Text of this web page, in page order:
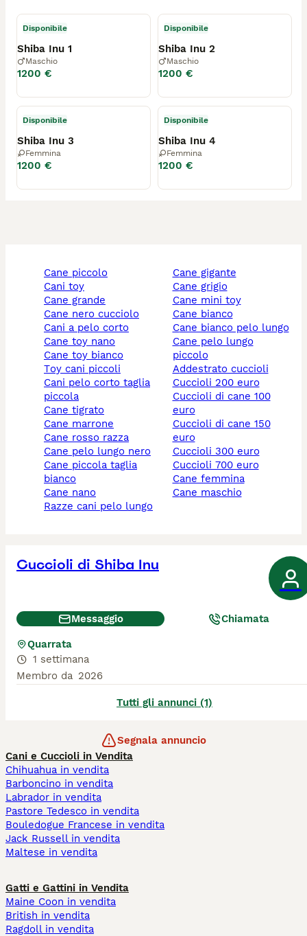
Disponibile
Shiba Inu 1
Maschio
1200 €
Disponibile
Shiba Inu 2
Maschio
1200 €
Disponibile
Shiba Inu 3
Femmina
1200 €
Disponibile
Shiba Inu 4
Femmina
1200 €
cane piccolo
cani toy
cane grande
cane nero cucciolo
cani a pelo corto
cane toy nano
cane toy bianco
toy cani piccoli
cani pelo corto taglia
piccola
cane tigrato
cane marrone
cane rosso razza
cane pelo lungo nero
cane piccola taglia
bianco
cane nano
razze cani pelo lungo
cane gigante
cane grigio
cane mini toy
cane bianco
cane bianco pelo lungo
cane pelo lungo
piccolo
addestrato cuccioli
cuccioli 200 euro
cuccioli di cane 100
euro
cuccioli di cane 150
euro
cuccioli 300 euro
cuccioli 700 euro
cane femmina
cane maschio
Cuccioli di Shiba Inu
Messaggio Chiamata
Quarrata
1 settimana
Membro da 2026
Tutti gli annunci (1)
Segnala annuncio
Cani e Cuccioli in Vendita
Chihuahua in vendita
Barboncino in vendita
Labrador in vendita
Pastore Tedesco in vendita
Bouledogue Francese in vendita
Jack Russell in vendita
Maltese in vendita
Gatti e Gattini in Vendita
Maine Coon in vendita
British in vendita
Ragdoll in vendita